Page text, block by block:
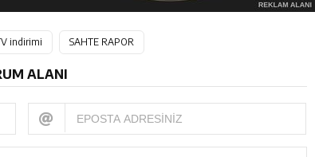
indirimi SAHTE RAPOR
ALANI